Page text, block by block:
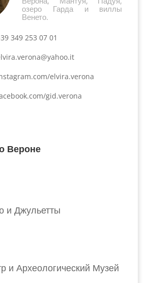
озеро Гарда и виллы
Венето.
349 253 07 01
elvira.verona
gid.verona
Вероне
и Джульетты
и Археологический Музей